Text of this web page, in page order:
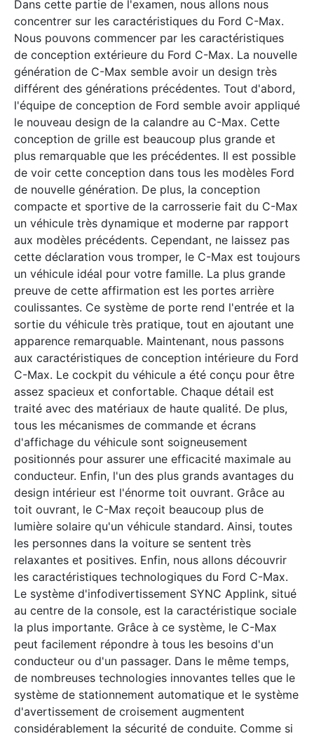
Dans cette partie de l'examen, nous allons nous
concentrer sur les caractéristiques du Ford C-Max.
Nous pouvons commencer par les caractéristiques
de conception extérieure du Ford C-Max. La nouvelle
génération de C-Max semble avoir un design très
différent des générations précédentes. Tout d'abord,
l'équipe de conception de Ford semble avoir appliqué
le nouveau design de la calandre au C-Max. Cette
conception de grille est beaucoup plus grande et
plus remarquable que les précédentes. Il est possible
de voir cette conception dans tous les modèles Ford
de nouvelle génération. De plus, la conception
compacte et sportive de la carrosserie fait du C-Max
un véhicule très dynamique et moderne par rapport
aux modèles précédents. Cependant, ne laissez pas
cette déclaration vous tromper, le C-Max est toujours
un véhicule idéal pour votre famille. La plus grande
preuve de cette affirmation est les portes arrière
coulissantes. Ce système de porte rend l'entrée et la
sortie du véhicule très pratique, tout en ajoutant une
apparence remarquable. Maintenant, nous passons
aux caractéristiques de conception intérieure du Ford
C-Max. Le cockpit du véhicule a été conçu pour être
assez spacieux et confortable. Chaque détail est
traité avec des matériaux de haute qualité. De plus,
tous les mécanismes de commande et écrans
d'affichage du véhicule sont soigneusement
positionnés pour assurer une efficacité maximale au
conducteur. Enfin, l'un des plus grands avantages du
design intérieur est l'énorme toit ouvrant. Grâce au
toit ouvrant, le C-Max reçoit beaucoup plus de
lumière solaire qu'un véhicule standard. Ainsi, toutes
les personnes dans la voiture se sentent très
relaxantes et positives. Enfin, nous allons découvrir
les caractéristiques technologiques du Ford C-Max.
Le système d'infodivertissement SYNC Applink, situé
au centre de la console, est la caractéristique sociale
la plus importante. Grâce à ce système, le C-Max
peut facilement répondre à tous les besoins d'un
conducteur ou d'un passager. Dans le même temps,
de nombreuses technologies innovantes telles que le
système de stationnement automatique et le système
d'avertissement de croisement augmentent
considérablement la sécurité de conduite. Comme si